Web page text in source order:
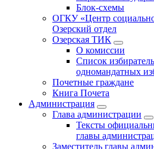
Блок-схемы
ОГКУ «Центр
Озерский отдел
Озерская ТИК
О комиссии
Список
одномандатных
Почетные граждане
Книга Почета
Администрация
Глава администрации
Тексты
главы
Заместитель главы